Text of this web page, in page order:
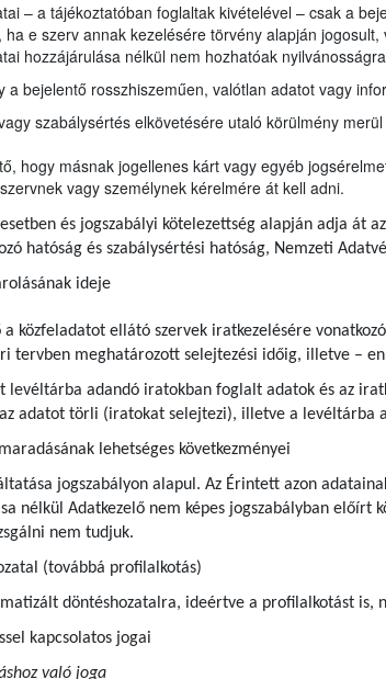
– a tájékoztatóban foglaltak kivételével – csak a
e szerv annak kezelésére törvény alapján
hozzájárulása nélkül nem hozhatóak
a bejelentő rosszhiszeműen, valótlan adatot vagy
szabálysértés elkövetésére utaló körülmény
hogy másnak jogellenes kárt vagy egyéb
vagy személynek kérelmére át kell adni.
és jogszabályi kötelezettség alapján adja át
hatóság és szabálysértési hatóság, Nemzeti
ideje
a közfeladatot ellátó szervek iratkezelésére
tervben meghatározott selejtezési időig, illetve –
levéltárba adandó iratokban foglalt adatok és az
adatot törli (iratokat selejtezi), illetve a levéltárba
lehetséges következményei
jogszabályon alapul. Az Érintett azon
nélkül Adatkezelő nem képes jogszabályban
nem tudjuk.
(továbbá profilalkotás)
döntéshozatalra, ideértve a profilalkotást is,
kapcsolatos jogai
való joga